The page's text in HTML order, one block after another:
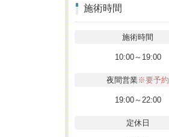
施術時間
施術時間
10:00～19:00
夜間営業 ※要予約
19:00～22:00
定休日